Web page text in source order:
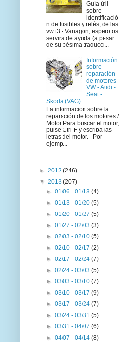
Guía útil
sobre
identificació
n de fusibles y relés, de las
vw t3 - Vanagon, espero os
servirá de ayuda (a pesar
de su pésima traducci...
Información
sobre
reparación
de motores -
VW - Audi -
Seat -
Skoda (VAG)
La información sobre la
reparación de los motores /
Motor Para buscar el motor,
pulse Ctrl-F y escriba las
letras del motor. Por
ejemp...
► 2012 (246)
▼ 2013 (207)
►01/06 - 01/13(4)
►01/13 - 01/20(5)
►01/20 - 01/27(5)
►01/27 - 02/03(3)
►02/03 - 02/10(5)
►02/10 - 02/17(2)
►02/17 - 02/24(7)
►02/24 - 03/03(5)
►03/03 - 03/10(7)
►03/10 - 03/17(9)
►03/17 - 03/24(7)
►03/24 - 03/31(5)
►03/31 - 04/07(6)
►04/07 - 04/14(8)